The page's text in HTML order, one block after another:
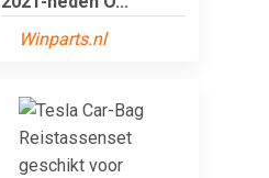
Winparts.nl